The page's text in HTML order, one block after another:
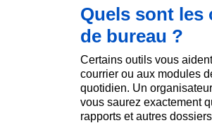
Quels sont
de bureau ?
Certains outils vous
courrier ou aux modules
quotidien. Un
vous saurez exactement
rapports et autres